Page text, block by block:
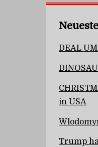
DEAL
in USA
Trump